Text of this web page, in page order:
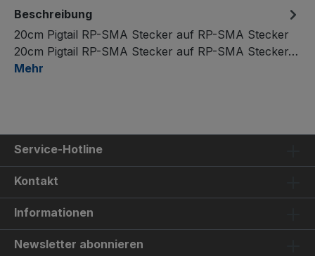
Beschreibung
20cm Pigtail RP-SMA Stecker auf RP-SMA Stecker
20cm Pigtail RP-SMA Stecker auf RP-SMA Stecker…
Mehr
Service-Hotline
Kontakt
Informationen
Newsletter abonnieren